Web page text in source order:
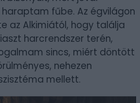
fűbe. Az égvilágon
az Alkimiától, hogy találja
harcrendszer terén,
sincs, miért döntött
nehezen
mellett.